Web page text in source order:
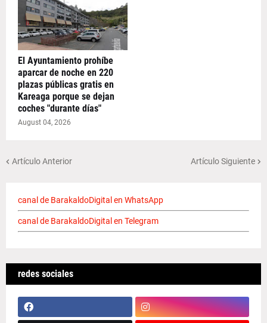
El Ayuntamiento prohíbe
aparcar de noche en 220
plazas públicas gratis en
Kareaga porque se dejan
coches "durante días"
August 04, 2026
Artículo Anterior Artículo Siguiente
canal de BarakaldoDigital en WhatsApp
canal de BarakaldoDigital en Telegram
redes sociales